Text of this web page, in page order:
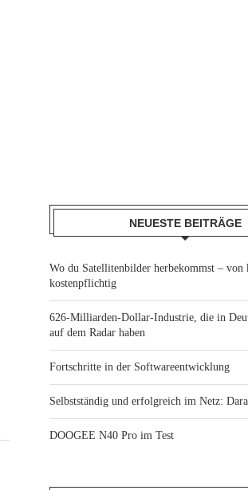
NEUESTE BEITRÄGE
Wo du Satellitenbilder herbekommst – von
kostenpflichtig
626-Milliarden-Dollar-Industrie, die in
auf dem Radar haben
Fortschritte in der Softwareentwicklung
Selbstständig und erfolgreich im Netz:
DOOGEE N40 Pro im Test